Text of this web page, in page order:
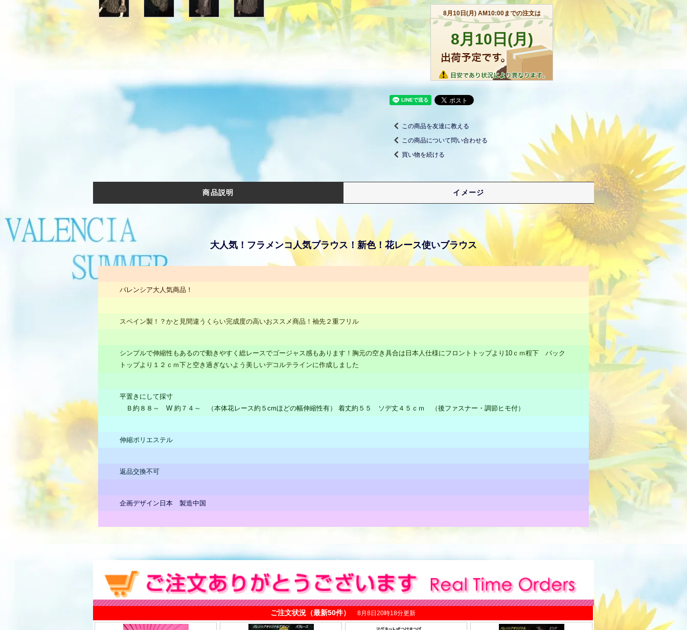
この商品を友達に教える
この商品について問い合わせる
買い物を続ける
商品説明 イメージ
大人気！フラメンコ人気ブラウス！新色！花レース使いブラウス
バレンシア大人気商品！
スペイン製！？かと見間違うくらい完成度の高いおススメ商品！袖先２重フリル
シンプルで伸縮性もあるので動きやすく総レースでゴージャス感もあります！胸元の空き具合は日本人仕様にフロントトップより10ｃｍ程下 バック
トップより１２ｃｍ下と空き過ぎないよう美しいデコルテラインに作成しました
平置きにして採寸
Ｂ約８８～ W 約７４～ （本体花レース約５cmほどの幅伸縮性有） 着丈約５５ ソデ丈４５ｃｍ （後ファスナー・調節ヒモ付）
伸縮ポリエステル
返品交換不可
企画デザイン日本 製造中国